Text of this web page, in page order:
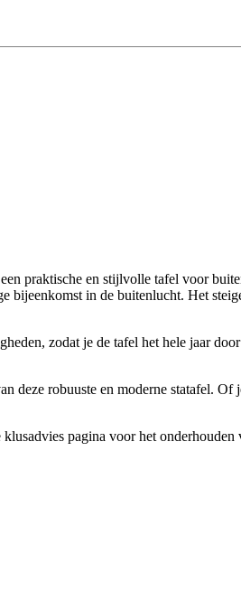
praktische en stijlvolle tafel voor
in de buitenlucht. Het
zodat je de tafel het hele jaar
deze robuuste en moderne statafel.
pagina voor het